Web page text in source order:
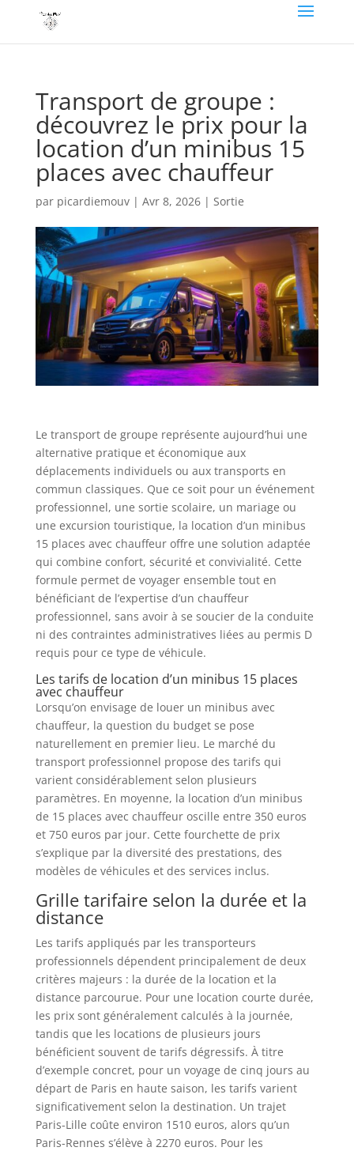
Transport de groupe :
découvrez le prix pour la
location d’un minibus 15
places avec chauffeur
par picardiemouv| Avr 8, 2026| Sortie
Le transport de groupe représente aujourd’hui une
alternative pratique et économique aux
déplacements individuels ou aux transports en
commun classiques. Que ce soit pour un événement
professionnel, une sortie scolaire, un mariage ou
une excursion touristique, la location d’un minibus
15 places avec chauffeur offre une solution adaptée
qui combine confort, sécurité et convivialité. Cette
formule permet de voyager ensemble tout en
bénéficiant de l’expertise d’un chauffeur
professionnel, sans avoir à se soucier de la conduite
ni des contraintes administratives liées au permis D
requis pour ce type de véhicule.
Les tarifs de location d’un minibus 15 places
avec chauffeur
Lorsqu’on envisage de louer un minibus avec
chauffeur, la question du budget se pose
naturellement en premier lieu. Le marché du
transport professionnel propose des tarifs qui
varient considérablement selon plusieurs
paramètres. En moyenne, la location d’un minibus
de 15 places avec chauffeur oscille entre 350 euros
et 750 euros par jour. Cette fourchette de prix
s’explique par la diversité des prestations, des
modèles de véhicules et des services inclus.
Grille tarifaire selon la durée et la
distance
Les tarifs appliqués par les transporteurs
professionnels dépendent principalement de deux
critères majeurs : la durée de la location et la
distance parcourue. Pour une location courte durée,
les prix sont généralement calculés à la journée,
tandis que les locations de plusieurs jours
bénéficient souvent de tarifs dégressifs. À titre
d’exemple concret, pour un voyage de cinq jours au
départ de Paris en haute saison, les tarifs varient
significativement selon la destination. Un trajet
Paris-Lille coûte environ 1510 euros, alors qu’un
Paris-Rennes s’élève à 2270 euros. Pour les